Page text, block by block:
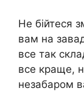
Не бійтеся
вам на
все так
все краще,
незабаром